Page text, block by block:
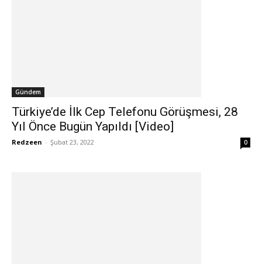
Gündem
Türkiye’de İlk Cep Telefonu Görüşmesi, 28
Yıl Önce Bugün Yapıldı [Video]
Redzeen - Şubat 23, 2022 0